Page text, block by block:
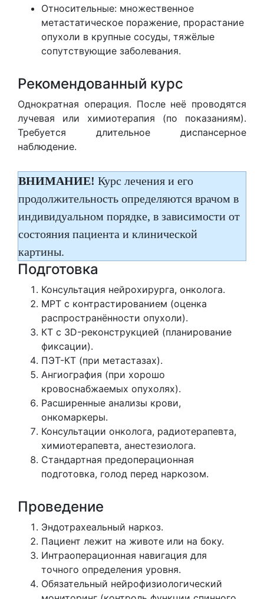
Относительные: множественное
метастатическое поражение, прорастание
опухоли в крупные сосуды, тяжёлые
сопутствующие заболевания.
Рекомендованный курс
Однократная операция. После неё проводятся
лучевая или химиотерапия (по показаниям).
Требуется длительное диспансерное
наблюдение.
ВНИМАНИЕ! Курс лечения и его
продолжительность определяются врачом в
индивидуальном порядке, в зависимости от
состояния пациента и клинической
картины.
Подготовка
Консультация нейрохирурга, онколога.
МРТ с контрастированием (оценка
распространённости опухоли).
КТ с 3D-реконструкцией (планирование
фиксации).
ПЭТ-КТ (при метастазах).
Ангиография (при хорошо
кровоснабжаемых опухолях).
Расширенные анализы крови,
онкомаркеры.
Консультации онколога, радиотерапевта,
химиотерапевта, анестезиолога.
Стандартная предоперационная
подготовка, голод перед наркозом.
Проведение
Эндотрахеальный наркоз.
Пациент лежит на животе или на боку.
Интраоперационная навигация для
точного определения уровня.
Обязательный нейрофизиологический